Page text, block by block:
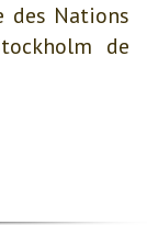
des Nations
de